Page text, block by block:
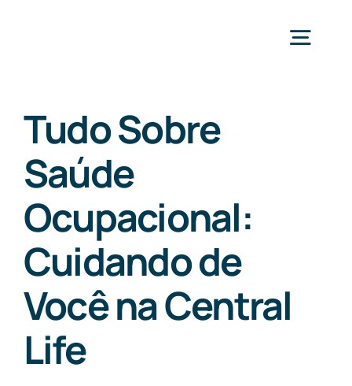
Serviços
Exames
Tudo Sobre
Saúde
Ocupacional:
Cuidando de
Você na Central
Life